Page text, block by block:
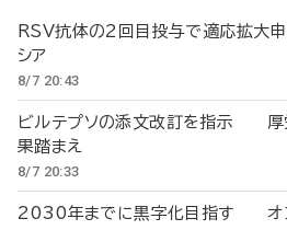
RSV抗体の2回目投与で適応拡大
シア
8/7 20:43
ビルテプソの添文改訂を指示 厚
果踏まえ
8/7 20:33
2030年までに黒字化目指す オン